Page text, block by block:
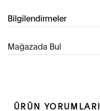
Bilgilendirmeler
Mağazada Bul
ÜRÜN YORUMLARI